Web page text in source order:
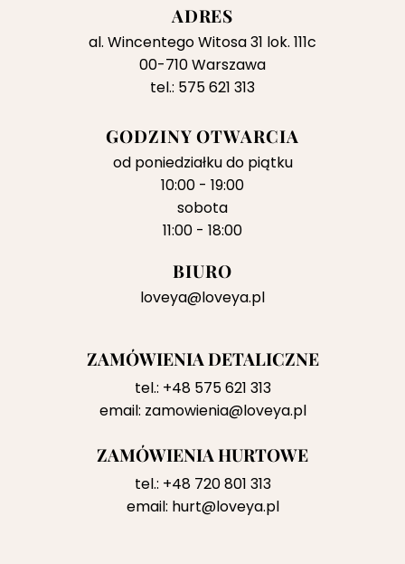
ADRES
al. Wincentego Witosa 31 lok. 111c
00-710 Warszawa
tel.: 575 621 313
GODZINY OTWARCIA
od poniedziałku do piątku
10:00 - 19:00
sobota
11:00 - 18:00
BIURO
loveya@loveya.pl
ZAMÓWIENIA DETALICZNE
tel.: +48 575 621 313
email: zamowienia@loveya.pl
ZAMÓWIENIA HURTOWE
tel.: +48 720 801 313
email: hurt@loveya.pl